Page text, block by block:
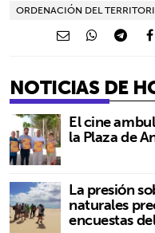
ORDENACIÓN DEL
NOTICIAS DE
El cine
la Plaza de
La presión
naturales
encuestas